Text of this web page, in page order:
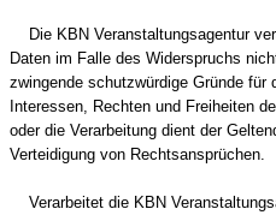
Die KBN Veranstaltungsagentur
Daten im Falle des Widerspruchs
zwingende schutzwürdige Gründe für
Interessen, Rechten und Freiheiten
oder die Verarbeitung dient der
Verteidigung von Rechtsansprüchen.
Verarbeitet die KBN